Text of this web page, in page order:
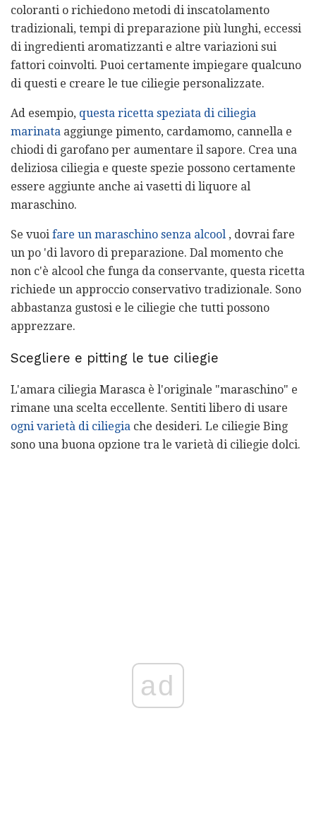
coloranti o richiedono metodi di inscatolamento
tradizionali, tempi di preparazione più lunghi, eccessi
di ingredienti aromatizzanti e altre variazioni sui
fattori coinvolti. Puoi certamente impiegare qualcuno
di questi e creare le tue ciliegie personalizzate.
Ad esempio, questa ricetta speziata di ciliegia
marinata aggiunge pimento, cardamomo, cannella e
chiodi di garofano per aumentare il sapore. Crea una
deliziosa ciliegia e queste spezie possono certamente
essere aggiunte anche ai vasetti di liquore al
maraschino.
Se vuoi fare un maraschino senza alcool , dovrai fare
un po 'di lavoro di preparazione. Dal momento che
non c'è alcool che funga da conservante, questa ricetta
richiede un approccio conservativo tradizionale. Sono
abbastanza gustosi e le ciliegie che tutti possono
apprezzare.
Scegliere e pitting le tue ciliegie
L'amara ciliegia Marasca è l'originale "maraschino" e
rimane una scelta eccellente. Sentiti libero di usare
ogni varietà di ciliegia che desideri. Le ciliegie Bing
sono una buona opzione tra le varietà di ciliegie dolci.
ad